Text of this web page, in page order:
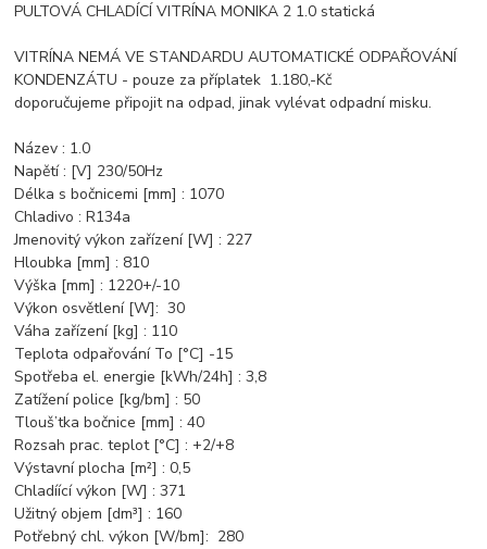
PULTOVÁ CHLADÍCÍ VITRÍNA MONIKA 2 1.0 statická
VITRÍNA NEMÁ VE STANDARDU AUTOMATICKÉ ODPAŘOVÁNÍ
KONDENZÁTU - pouze za příplatek 1.180,-Kč
doporučujeme připojit na odpad, jinak vylévat odpadní misku.
Název : 1.0
Napětí : [V] 230/50Hz
Délka s bočnicemi [mm] : 1070
Chladivo : R134a
Jmenovitý výkon zařízení [W] : 227
Hloubka [mm] : 810
Výška [mm] : 1220+/-10
Výkon osvětlení [W]: 30
Váha zařízení [kg] : 110
Teplota odpařování To [°C] -15
Spotřeba el. energie [kWh/24h] : 3,8
Zatížení police [kg/bm] : 50
Tlouš’tka bočnice [mm] : 40
Rozsah prac. teplot [°C] : +2/+8
Výstavní plocha [m²] : 0,5
Chladíící výkon [W] : 371
Užitný objem [dm³] : 160
Potřebný chl. výkon [W/bm]: 280